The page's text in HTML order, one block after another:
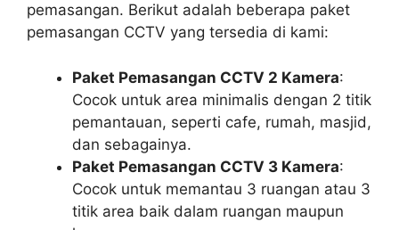
pemasangan. Berikut adalah beberapa paket
pemasangan CCTV yang tersedia di kami:
Paket Pemasangan CCTV 2 Kamera:
Cocok untuk area minimalis dengan 2 titik
pemantauan, seperti cafe, rumah, masjid,
dan sebagainya.
Paket Pemasangan CCTV 3 Kamera:
Cocok untuk memantau 3 ruangan atau 3
titik area baik dalam ruangan maupun